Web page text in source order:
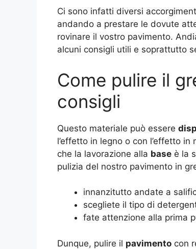
Ci sono infatti diversi
andando a prestare le dovute
rovinare il vostro pavimento.
alcuni consigli utili e soprattutto
Come pulire il
consigli
Questo materiale può essere
l’effetto in legno o con l’effetto
che la lavorazione alla base è la
pulizia del nostro pavimento in
innanzitutto andate a
scegliete il tipo di
fate attenzione alla prima
Dunque, pulire il pavimento con